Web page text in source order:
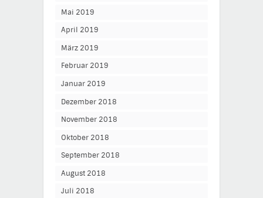
Mai 2019
April 2019
März 2019
Februar 2019
Januar 2019
Dezember 2018
November 2018
Oktober 2018
September 2018
August 2018
Juli 2018